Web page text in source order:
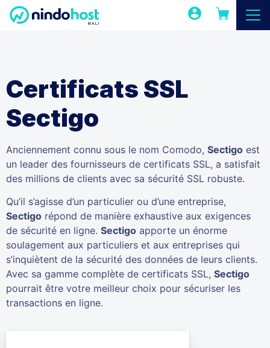
Certificats SSL
Sectigo
Anciennement connu sous le nom Comodo, Sectigo est
un leader des fournisseurs de certificats SSL, a satisfait
des millions de clients avec sa sécurité SSL robuste.
Qu’il s’agisse d’un particulier ou d’une entreprise,
Sectigo répond de manière exhaustive aux exigences
de sécurité en ligne. Sectigo apporte un énorme
soulagement aux particuliers et aux entreprises qui
s’inquiètent de la sécurité des données de leurs clients.
Avec sa gamme complète de certificats SSL, Sectigo
pourrait être votre meilleur choix pour sécuriser les
transactions en ligne.